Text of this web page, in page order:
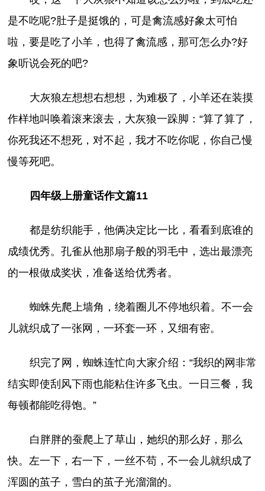
是不吃呢?肚子是挺饿的，可是禽流感好象太可怕
啦，要是吃了小羊，也得了禽流感，那可怎么办?好
象听说会死的吧?
大灰狼左想想右想想，为难极了，小羊还在装摸
作样地叫唤着滚来滚去，大灰狼一跺脚：“算了算了，
你死我还不想死，对不起，我才不吃你呢，你自己慢
慢等死吧。
四年级上册童话作文篇11
都是纺织能手，他俩决定比一比，看看到底谁的
成绩优秀。孔雀从他那扇子般的羽毛中，选出最漂亮
的一根做成奖状，准备送给优秀者。
蜘蛛先爬上墙角，绕着圈儿不停地织着。不一会
儿就织成了一张网，一环套一环，又细有密。
织完了网，蜘蛛连忙向大家介绍：“我织的网非常
结实即使刮风下雨也能粘住许多飞虫。一日三餐，我
每顿都能吃得饱。”
白胖胖的蚕爬上了草山，她织的那么好，那么
快。左一下，右一下，一丝不苟，不一会儿就织成了
浑圆的茧子，雪白的茧子光溜溜的。